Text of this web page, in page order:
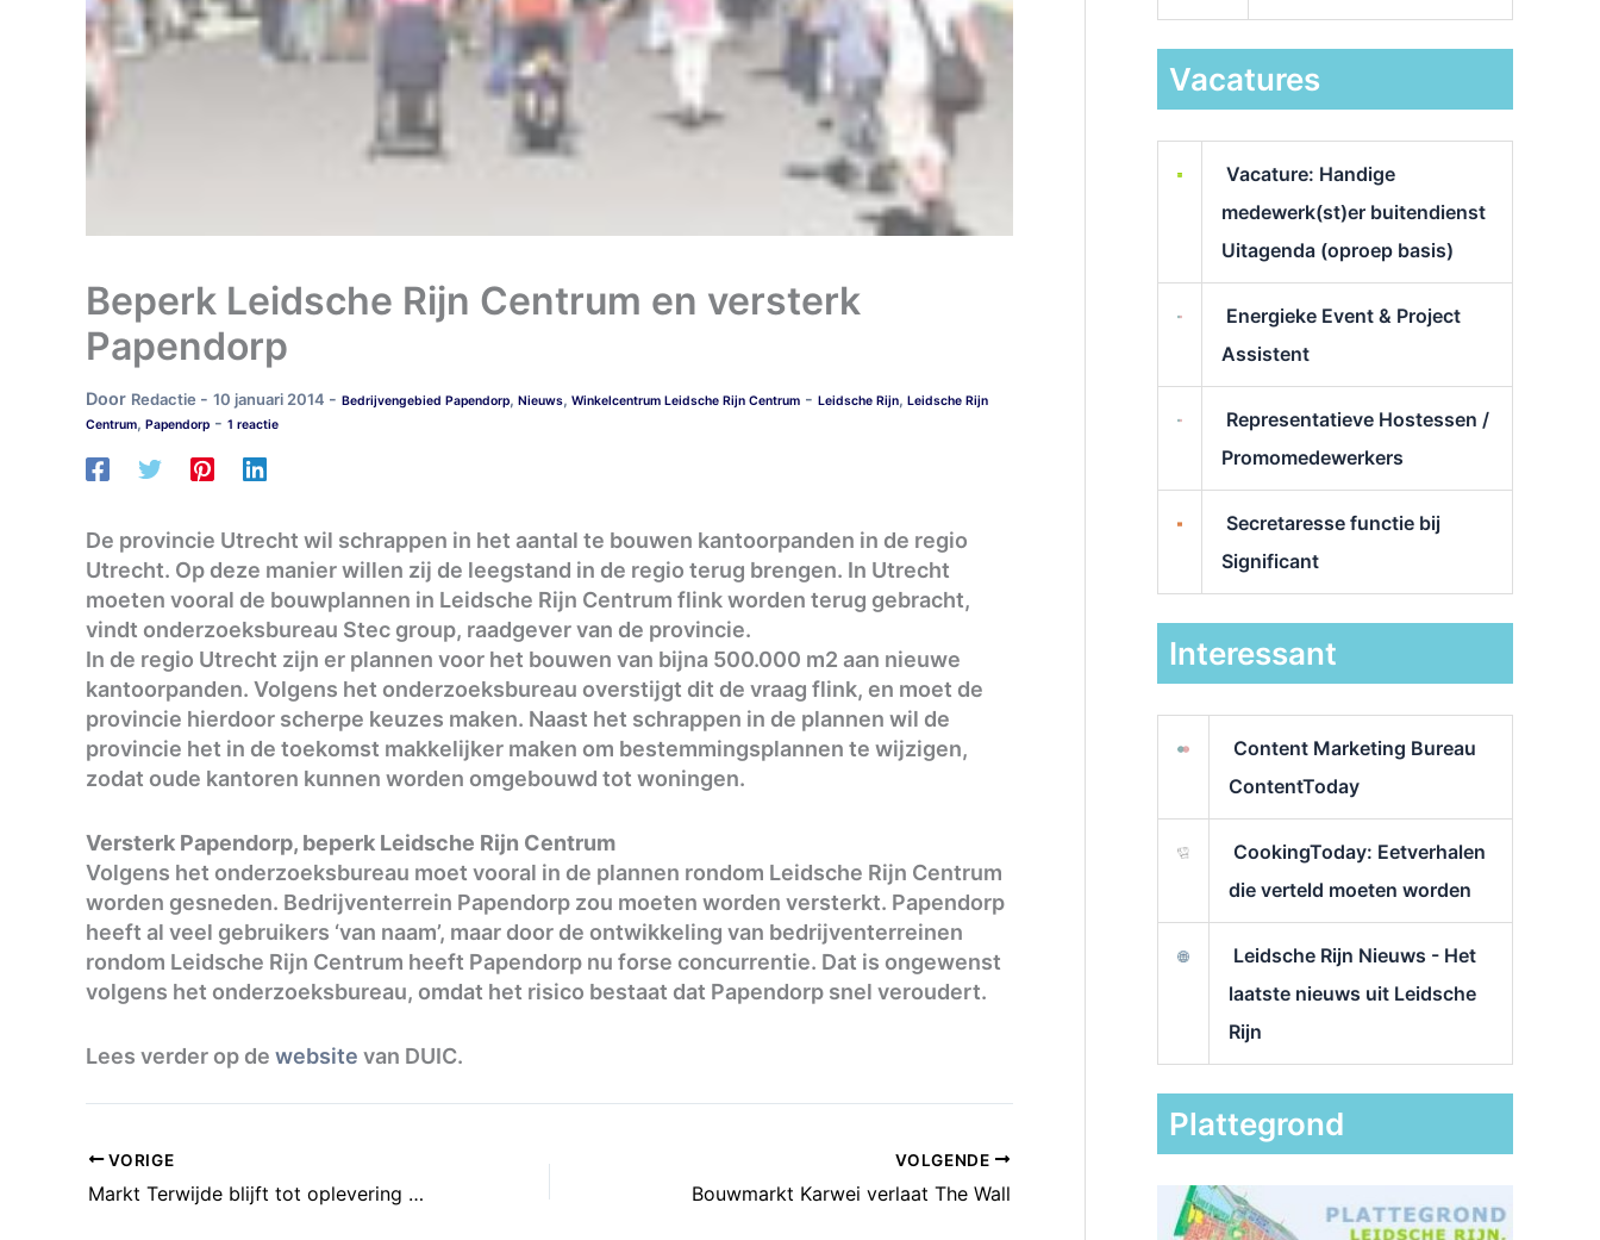
Beperk Leidsche Rijn Centrum en versterk
Papendorp
Door Redactie - 10 januari 2014 - Bedrijvengebied Papendorp, Nieuws, Winkelcentrum Leidsche Rijn Centrum - Leidsche Rijn, Leidsche Rijn
Centrum, Papendorp - 1 reactie
De provincie Utrecht wil schrappen in het aantal te bouwen kantoorpanden in de regio
Utrecht. Op deze manier willen zij de leegstand in de regio terug brengen. In Utrecht
moeten vooral de bouwplannen in Leidsche Rijn Centrum flink worden terug gebracht,
vindt onderzoeksbureau Stec group, raadgever van de provincie.
In de regio Utrecht zijn er plannen voor het bouwen van bijna 500.000 m2 aan nieuwe
kantoorpanden. Volgens het onderzoeksbureau overstijgt dit de vraag flink, en moet de
provincie hierdoor scherpe keuzes maken. Naast het schrappen in de plannen wil de
provincie het in de toekomst makkelijker maken om bestemmingsplannen te wijzigen,
zodat oude kantoren kunnen worden omgebouwd tot woningen.
Versterk Papendorp, beperk Leidsche Rijn Centrum
Volgens het onderzoeksbureau moet vooral in de plannen rondom Leidsche Rijn Centrum
worden gesneden. Bedrijventerrein Papendorp zou moeten worden versterkt. Papendorp
heeft al veel gebruikers ‘van naam’, maar door de ontwikkeling van bedrijventerreinen
rondom Leidsche Rijn Centrum heeft Papendorp nu forse concurrentie. Dat is ongewenst
volgens het onderzoeksbureau, omdat het risico bestaat dat Papendorp snel veroudert.
Lees verder op de website van DUIC.
VORIGE
Markt Terwijde blijft tot oplevering winkelcentrum
VOLGENDE
Bouwmarkt Karwei verlaat The Wall
Vacatures
Vacature: Handige
medewerk(st)er buitendienst
Uitagenda (oproep basis)
Energieke Event & Project
Assistent
Representatieve Hostessen /
Promomedewerkers
Secretaresse functie bij
Significant
Interessant
Content Marketing Bureau
ContentToday
CookingToday: Eetverhalen
die verteld moeten worden
Leidsche Rijn Nieuws - Het
laatste nieuws uit Leidsche
Rijn
Plattegrond